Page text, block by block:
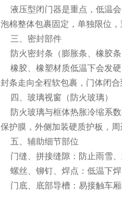
液压型闭门器是重点，低温会
泡棉整体包裹固定，单独限位
三、密封部件
防火密封条（膨胀条、橡胶条
橡胶、橡塑材质低温下会发硬
封条走向全程软包裹，门体闭
四、玻璃视窗（防火玻璃）
防火玻璃与框体热胀冷缩系数
保护膜，外侧加装硬质护板，
五、辅助细节部位
门缝、拼接缝隙：防止雨雪、
螺丝、铆钉、焊点：低温下焊
门底、底部导槽：易接触车厢